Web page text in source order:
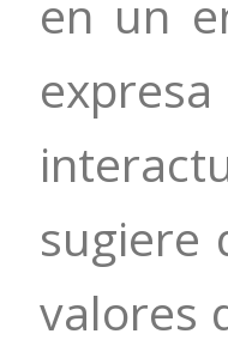
en un
sugiere
valores